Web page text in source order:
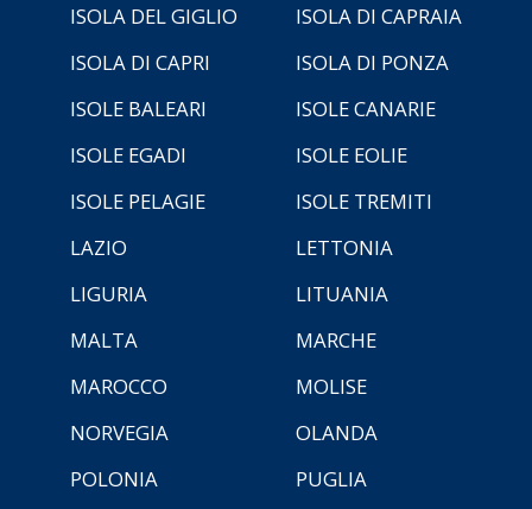
ISOLA DEL GIGLIO
ISOLA DI CAPRAIA
ISOLA DI CAPRI
ISOLA DI PONZA
ISOLE BALEARI
ISOLE CANARIE
ISOLE EGADI
ISOLE EOLIE
ISOLE PELAGIE
ISOLE TREMITI
LAZIO
LETTONIA
LIGURIA
LITUANIA
MALTA
MARCHE
MAROCCO
MOLISE
NORVEGIA
OLANDA
POLONIA
PUGLIA